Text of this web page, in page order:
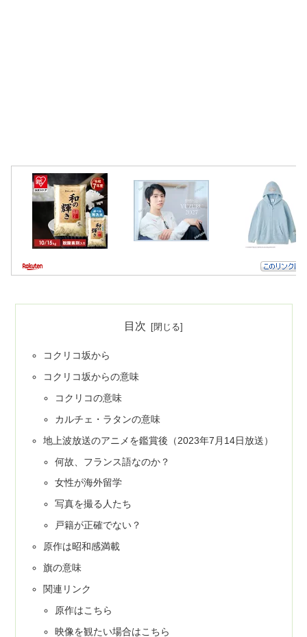
目次
コクリコ坂から
コクリコ坂からの意味
コクリコの意味
カルチェ・ラタンの意味
地上波放送のアニメを鑑賞後（2023年7月14日放送）
何故、フランス語なのか？
女性が海外留学
写真を撮る人たち
戸籍が正確でない？
原作は昭和感満載
旗の意味
関連リンク
原作はこちら
映像を観たい場合はこちら